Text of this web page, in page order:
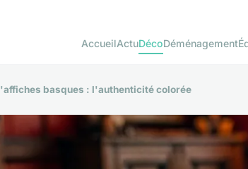
AccueilActuDécoDéménagement
basques : l'authenticité colorée